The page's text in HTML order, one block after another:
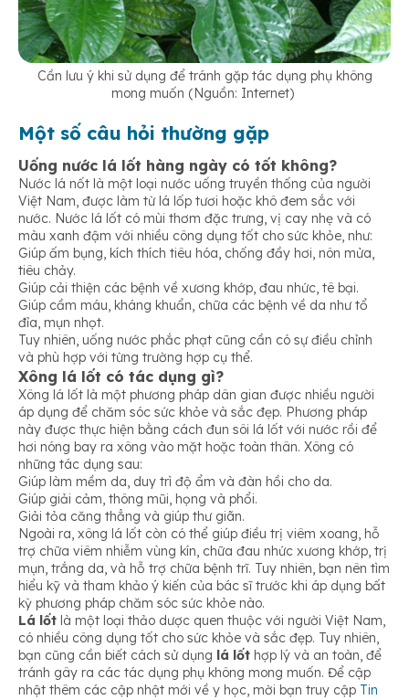
Cần lưu ý khi sử dụng để tránh gặp tác dụng phụ không
mong muốn (Nguồn: Internet)
Một số câu hỏi thường gặp
Uống nước lá lốt hàng ngày có tốt không?
Nước lá nốt là một loại nước uống truyền thống của người
Việt Nam, được làm từ lá lốp tươi hoặc khô đem sắc với
nước. Nước lá lốt có mùi thơm đặc trưng, vị cay nhẹ và có
màu xanh đậm với nhiều công dụng tốt cho sức khỏe, như:
Giúp ấm bụng, kích thích tiêu hóa, chống đầy hơi, nôn mửa,
tiêu chảy.
Giúp cải thiện các bệnh về xương khớp, đau nhức, tê bại.
Giúp cầm máu, kháng khuẩn, chữa các bệnh về da như tổ
đỉa, mụn nhọt.
Tuy nhiên, uống nước phắc phạt cũng cần có sự điều chỉnh
và phù hợp với từng trường hợp cụ thể.
Xông lá lốt có tác dụng gì?
Xông lá lốt là một phương pháp dân gian được nhiều người
áp dụng để chăm sóc sức khỏe và sắc đẹp. Phương pháp
này được thực hiện bằng cách đun sôi lá lốt với nước rồi để
hơi nóng bay ra xông vào mặt hoặc toàn thân. Xông có
những tác dụng sau:
Giúp làm mềm da, duy trì độ ẩm và đàn hồi cho da.
Giúp giải cảm, thông mũi, họng và phổi.
Giải tỏa căng thẳng và giúp thư giãn.
Ngoài ra, xông lá lốt còn có thể giúp điều trị viêm xoang, hỗ
trợ chữa viêm nhiễm vùng kín, chữa đau nhức xương khớp, trị
mụn, trắng da, và hỗ trợ chữa bệnh trĩ. Tuy nhiên, bạn nên tìm
hiểu kỹ và tham khảo ý kiến của bác sĩ trước khi áp dụng bất
kỳ phương pháp chăm sóc sức khỏe nào.
Lá lốt là một loại thảo dược quen thuộc với người Việt Nam,
có nhiều công dụng tốt cho sức khỏe và sắc đẹp. Tuy nhiên,
bạn cũng cần biết cách sử dụng lá lốt hợp lý và an toàn, để
tránh gây ra các tác dụng phụ không mong muốn. Để cập
nhật thêm các cập nhật mới về y học, mời bạn truy cập Tin